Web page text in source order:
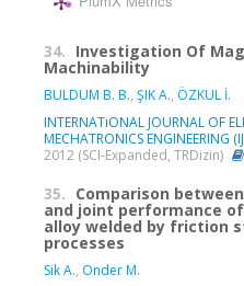
34. Investigation Of
Machinability
BULDUM B. B., ŞIK A., ÖZKUL İ.
INTERNATıONAL JOURNAL OF
MECHATRONICS ENGINEERING
2012 (SCI-Expanded, TRDizin)
35. Comparison
and joint performance of
alloy welded by friction
processes
Sik A., Onder M.